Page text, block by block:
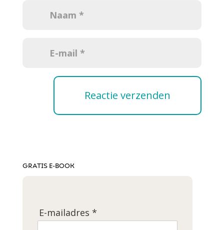
GRATIS E-BOOK
E-mailadres *